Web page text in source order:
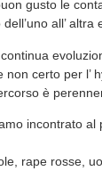
gusto le
all’ altra
certo per l’
è
incontrato al
rape rosse,